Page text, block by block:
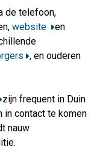
de telefoon,
website
en
, en ouderen
zijn frequent in Duin
in contact te komen
nauw